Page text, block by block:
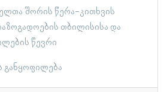
შორის წერა-კითხვის
თბილისისა და
წევრი
განყოფილება